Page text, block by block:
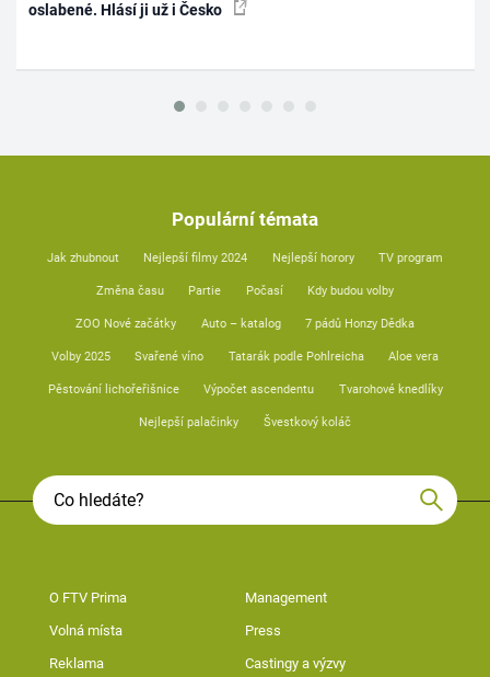
oslabené. Hlásí ji už i Česko
Populární témata
Jak zhubnout Nejlepší filmy 2024 Nejlepší horory TV program
Změna času Partie Počasí Kdy budou volby
ZOO Nové začátky Auto – katalog 7 pádů Honzy Dědka
Volby 2025 Svařené víno Tatarák podle Pohlreicha Aloe vera
Pěstování lichořeřišnice Výpočet ascendentu Tvarohové knedlíky
Nejlepší palačinky Švestkový koláč
O FTV Prima Management
Volná místa Press
Reklama Castingy a výzvy